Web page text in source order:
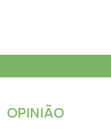
OPINIÃO